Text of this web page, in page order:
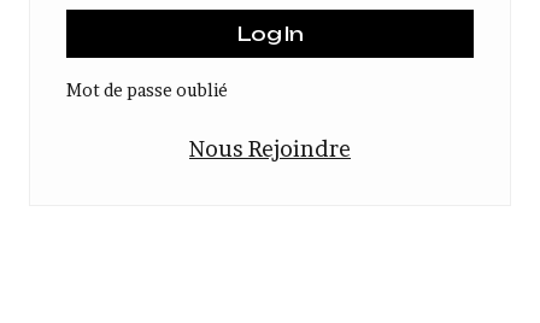
Mot de passe oublié
Nous Rejoindre